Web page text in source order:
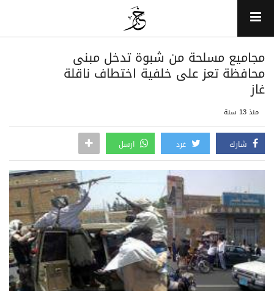
مجاميع مسلحة من شبوة تدخل مبنى
محافظة تعز على خلفية اختطاف ناقلة
غاز
منذ 13 سنة
شارك غرد ارسل